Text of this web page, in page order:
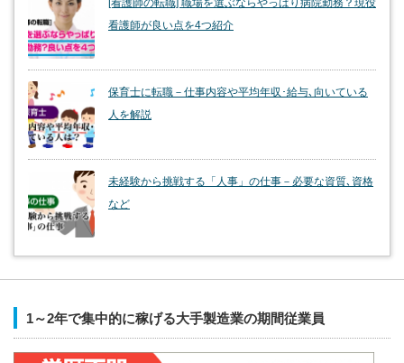
[看護師の転職] 職場を選ぶならやっぱり病院勤務？現役
看護師が良い点を4つ紹介
保育士に転職－仕事内容や平均年収･給与､向いている
人を解説
未経験から挑戦する「人事」の仕事－必要な資質､資格
など
1～2年で集中的に稼げる大手製造業の期間従業員